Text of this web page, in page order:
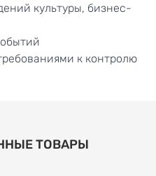
культуры, бизнес-
к контролю
ТОВАРЫ